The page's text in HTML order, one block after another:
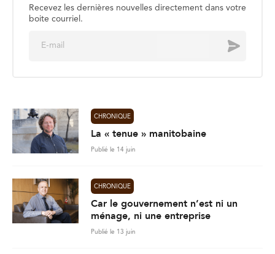
Recevez les dernières nouvelles directement dans votre
boite courriel.
Envoyer
CHRONIQUE
La « tenue » manitobaine
Publié le 14 juin
CHRONIQUE
Car le gouvernement n’est ni un
ménage, ni une entreprise
Publié le 13 juin